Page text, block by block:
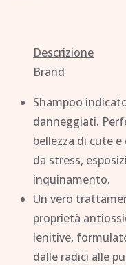
Descrizione
Brand
Shampoo
danneggiati.
bellezza di cute e
da stress,
inquinamento.
Un vero
proprietà
lenitive,
dalle radici alle